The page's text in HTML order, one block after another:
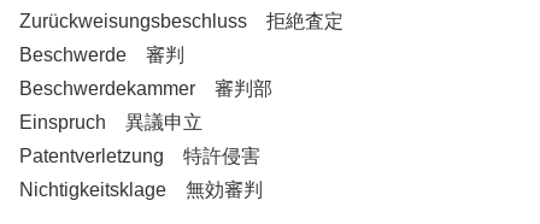
Zurückweisungsbeschluss 拒絶査定
Beschwerde 審判
Beschwerdekammer 審判部
Einspruch 異議申立
Patentverletzung 特許侵害
Nichtigkeitsklage 無効審判